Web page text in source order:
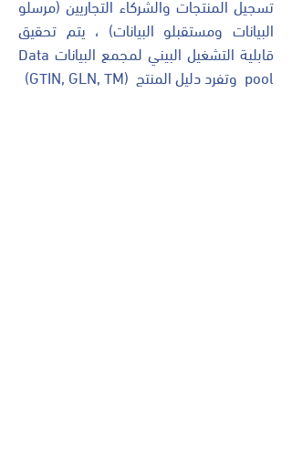
البيانات ومستقبلو البيانات) ، يتم تحقيق
قابلية التشغيل البيني لمجمع البيانات Data
pool وتفرد دليل المنتج (GTIN, GLN, TM)